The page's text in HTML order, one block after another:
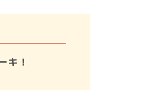
キ！